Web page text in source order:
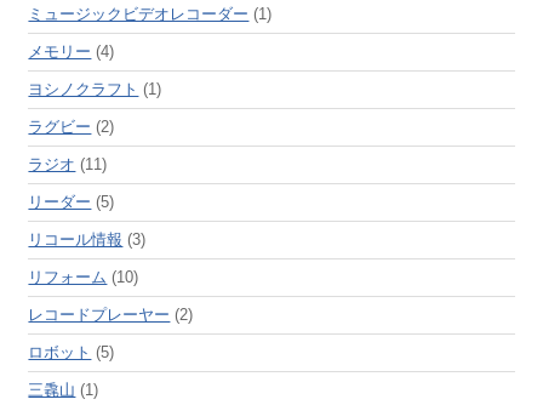
ミュージックビデオレコーダー (1)
メモリー (4)
ヨシノクラフト (1)
ラグビー (2)
ラジオ (11)
リーダー (5)
リコール情報 (3)
リフォーム (10)
レコードプレーヤー (2)
ロボット (5)
三毳山 (1)